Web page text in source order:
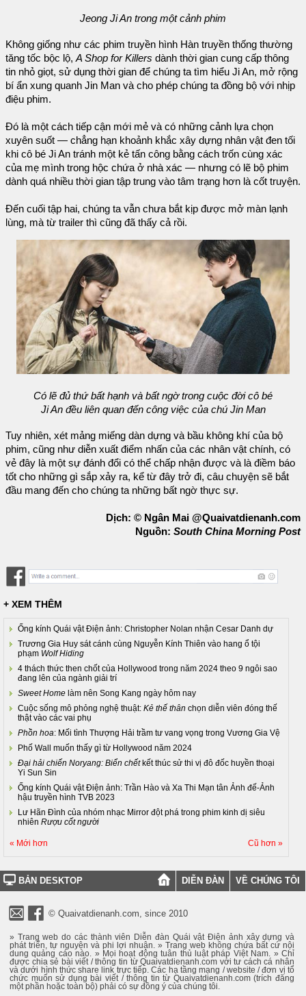
Jeong Ji An trong một cảnh phim
Không giống như các phim truyền hình Hàn truyền thống thường
tăng tốc bộc lộ, A Shop for Killers dành thời gian cung cấp thông
tin nhỏ giọt, sử dụng thời gian để chúng ta tìm hiểu Ji An, mở rộng
bí ẩn xung quanh Jin Man và cho phép chúng ta đồng bộ với nhịp
điệu phim.
Đó là một cách tiếp cận mới mẻ và có những cảnh lựa chọn
xuyên suốt — chẳng hạn khoảnh khắc xây dựng nhân vật đen tối
khi cô bé Ji An tránh một kẻ tấn công bằng cách trốn cùng xác
của mẹ mình trong hộc chứa ở nhà xác — nhưng có lẽ bộ phim
dành quá nhiều thời gian tập trung vào tâm trạng hơn là cốt truyện.
Đến cuối tập hai, chúng ta vẫn chưa bắt kịp được mở màn lạnh
lùng, mà từ trailer thì cũng đã thấy cả rồi.
Có lẽ đủ thứ bất hạnh và bất ngờ trong cuộc đời cô bé
Ji An đều liên quan đến công việc của chú Jin Man
Tuy nhiên, xét mảng miếng dàn dựng và bầu không khí của bộ
phim, cũng như diễn xuất điểm nhấn của các nhân vật chính, có
vẻ đây là một sự đánh đổi có thể chấp nhận được và là điềm báo
tốt cho những gì sắp xảy ra, kể từ đây trở đi, câu chuyện sẽ bắt
đầu mang đến cho chúng ta những bất ngờ thực sự.
Dịch: © Ngân Mai @Quaivatdienanh.com
Nguồn: South China Morning Post
+ XEM THÊM
Ống kính Quái vật Điện ảnh: Christopher Nolan nhận Cesar Danh dự
Trương Gia Huy sát cánh cùng Nguyễn Kính Thiên vào hang ổ tội
phạm Wolf Hiding
4 thách thức then chốt của Hollywood trong năm 2024 theo 9 ngôi sao
đang lên của ngành giải trí
Sweet Home làm nên Song Kang ngày hôm nay
Cuộc sống mô phỏng nghệ thuật: Kẻ thế thân chọn diễn viên đóng thế
thật vào các vai phụ
Phồn hoa: Mối tình Thượng Hải trầm tư vang vọng trong Vương Gia Vệ
Phố Wall muốn thấy gì từ Hollywood năm 2024
Đại hải chiến Noryang: Biển chếtkết thúc sử thi vị đô đốc huyền thoại
Yi Sun Sin
Ống kính Quái vật Điện ảnh: Trần Hào và Xa Thi Mạn tân Ảnh đế-Ảnh
hậu truyền hình TVB 2023
Lư Hãn Đình của nhóm nhạc Mirror đột phá trong phim kinh dị siêu
nhiên Rượu cốt người
« Mới hơn Cũ hơn »
BẢN DESKTOP DIỄN ĐÀN VỀ CHÚNG TÔI
© Quaivatdienanh.com, since 2010
» Trang web do các thành viên Diễn đàn Quái vật Điện ảnh xây dựng và
phát triển, tự nguyện và phi lợi nhuận. » Trang web không chứa bất cứ nội
dung quảng cáo nào. » Mọi hoạt động tuân thủ luật pháp Việt Nam. » Chỉ
được chia sẻ bài viết / thông tin từ Quaivatdienanh.com với tư cách cá nhân
và dưới hình thức share link trực tiếp. Các hạ tầng mạng / website / đơn vị tổ
chức muốn sử dụng bài viết / thông tin từ Quaivatdienanh.com (trích đăng
một phần hoặc toàn bộ) phải có sự đồng ý của chúng tôi.